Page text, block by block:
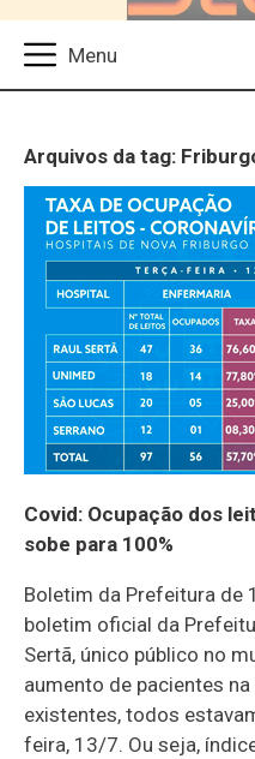
Arquivos da tag:
Covid: Ocupação dos
sobe para 100%
Boletim da Prefeitura
boletim oficial da
Sertã, único público no
aumento de pacientes
existentes, todos
feira, 13/7. Ou seja,